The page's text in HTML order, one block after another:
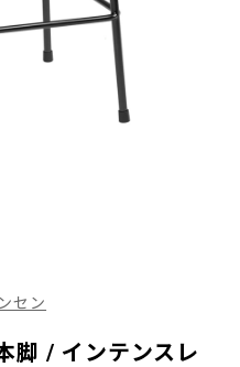
セン
脚 / インテンスレ